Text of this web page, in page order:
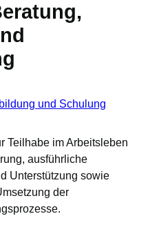
und Schulung
Teilhabe im Arbeitsleben
ausführliche
Unterstützung sowie
der